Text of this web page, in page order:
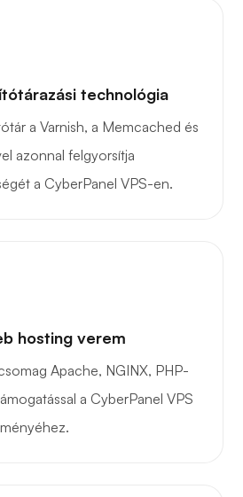
technológia
a Varnish, a Memcached és
azonnal felgyorsítja
a CyberPanel VPS-en.
hosting verem
Apache, NGINX, PHP-
a CyberPanel VPS